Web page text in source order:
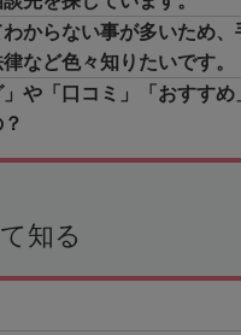
からない事が多いため、
など色々知りたいです。
」や「口コミ」「おすすめ
知る